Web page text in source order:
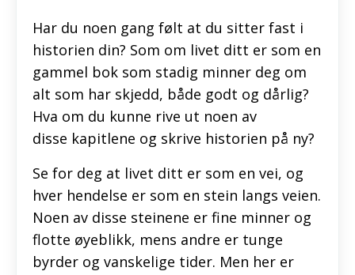
Har du noen gang følt at du sitter fast i
historien din? Som om livet ditt er som en
gammel bok som stadig minner deg om
alt som har skjedd, både godt og dårlig?
Hva om du kunne rive ut noen av
disse kapitlene og skrive historien på ny?
Se for deg at livet ditt er som en vei, og
hver hendelse er som en stein langs veien.
Noen av disse steinene er fine minner og
flotte øyeblikk, mens andre er tunge
byrder og vanskelige tider. Men her er